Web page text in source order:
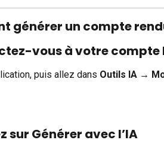
générer un compte
vous à votre compte
puis allez dans Outils IA →
sur Générer avec l’IA